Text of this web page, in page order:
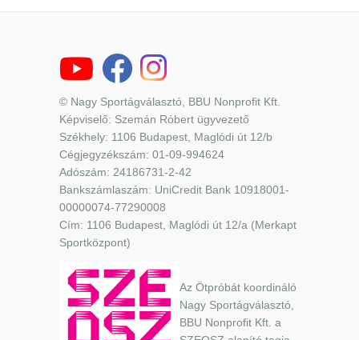
© Nagy Sportágválasztó, BBU Nonprofit Kft.
Képviselő: Szemán Róbert ügyvezető
Székhely: 1106 Budapest, Maglódi út 12/b
Cégjegyzékszám: 01-09-994624
Adószám: 24186731-2-42
Bankszámlaszám: UniCredit Bank 10918001-
00000074-77290008
Cím: 1106 Budapest, Maglódi út 12/a (Merkapt
Sportközpont)
Az Ötpróbát koordináló
Nagy Sportágválasztó,
BBU Nonprofit Kft. a